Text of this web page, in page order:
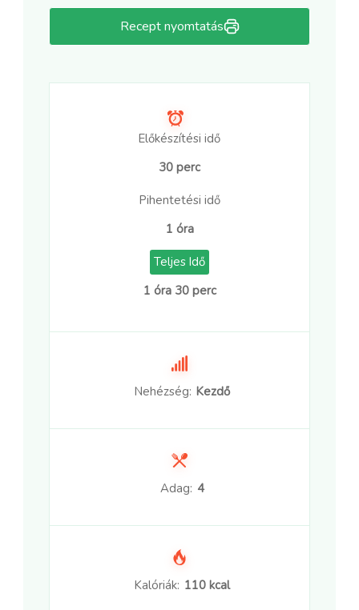
Recept nyomtatás
Előkészítési idő
30 perc
Pihentetési idő
1 óra
Teljes Idő
1 óra 30 perc
Nehézség: Kezdő
Adag: 4
Kalóriák: 110 kcal